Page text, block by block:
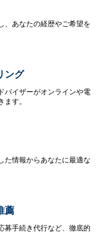
、あなたの経歴やご希望を
ング
バイザーがオンラインや電
す。
た情報からあなたに最適な
薦
募手続き代行など、徹底的